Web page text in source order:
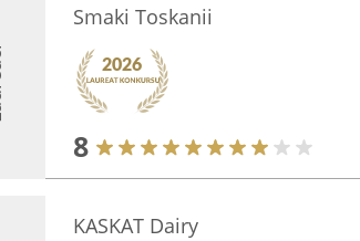
Smaki Toskanii
8
KASKAT Dairy